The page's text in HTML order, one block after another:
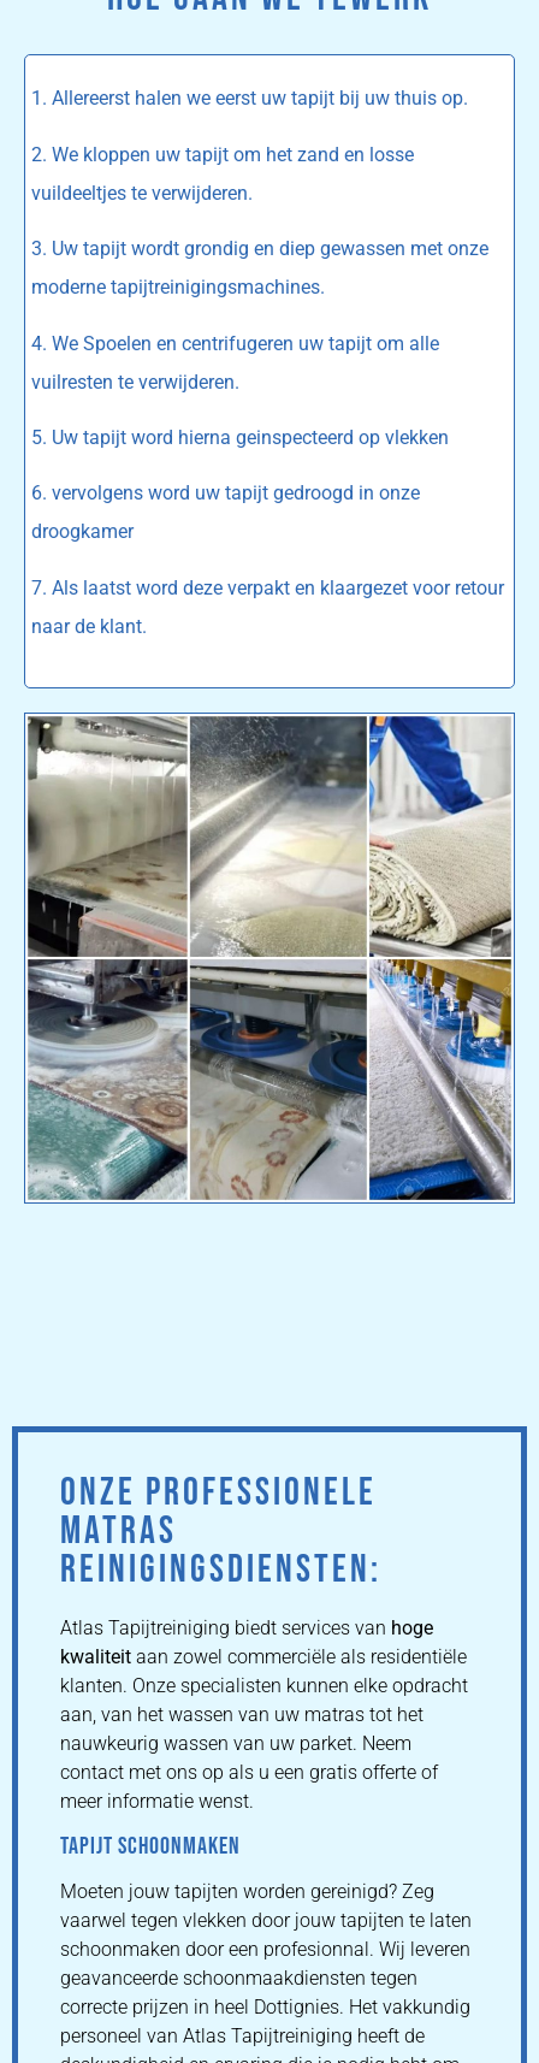
1. Allereerst halen we eerst uw tapijt bij uw thuis op.
2. We kloppen uw tapijt om het zand en losse
vuildeeltjes te verwijderen.
3. Uw tapijt wordt grondig en diep gewassen met onze
moderne tapijtreinigingsmachines.
4. We Spoelen en centrifugeren uw tapijt om alle
vuilresten te verwijderen.
5. Uw tapijt word hierna geinspecteerd op vlekken
6. vervolgens word uw tapijt gedroogd in onze
droogkamer
7. Als laatst word deze verpakt en klaargezet voor retour
naar de klant.
ONZE PROFESSIONELE
MATRAS
REINIGINGSDIENSTEN:
Atlas Tapijtreiniging biedt services van hoge
kwaliteit aan zowel commerciële als residentiële
klanten. Onze specialisten kunnen elke opdracht
aan, van het wassen van uw matras tot het
nauwkeurig wassen van uw parket. Neem
contact met ons op als u een gratis offerte of
meer informatie wenst.
TAPIJT SCHOONMAKEN
Moeten jouw tapijten worden gereinigd? Zeg
vaarwel tegen vlekken door jouw tapijten te laten
schoonmaken door een profesionnal. Wij leveren
geavanceerde schoonmaakdiensten tegen
correcte prijzen in heel Dottignies. Het vakkundig
personeel van Atlas Tapijtreiniging heeft de